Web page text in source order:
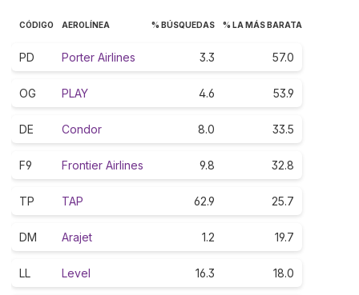
CÓDIGO AEROLÍNEA % BÚSQUEDAS % LA MÁS BARATA
PD Porter Airlines 3.3 57.0
OG PLAY 4.6 53.9
DE Condor 8.0 33.5
F9 Frontier Airlines 9.8 32.8
TP TAP 62.9 25.7
DM Arajet 1.2 19.7
LL Level 16.3 18.0